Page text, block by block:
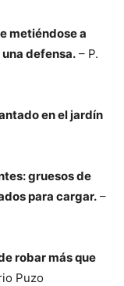
metiéndose a
defensa. – P.
en el jardín
gruesos de
para cargar. –
robar más que
Puzo